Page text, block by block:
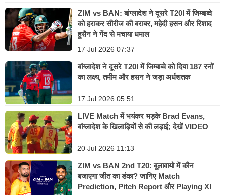
ZIM vs BAN: बांग्लादेश ने दूसरे T20I में जिम्बाब्वे
को हराकर सीरीज की बराबर, महेदी हसन और रिशाद
हुसैन ने गेंद से मचाया धमाल
17 Jul 2026 07:37
बांग्लादेश ने दूसरे T20I में जिम्बाब्वे को दिया 187 रनों
का लक्ष्य, तमीम और हसन ने जड़ा अर्धशतक
17 Jul 2026 05:51
LIVE Match में भयंकर भड़के Brad Evans,
बांग्लादेश के खिलाड़ियों से की लड़ाई; देखें VIDEO
20 Jul 2026 11:13
ZIM vs BAN 2nd T20: बुलावायो में कौन
बजाएगा जीत का डंका? जानिए Match
Prediction, Pitch Report और Playing XI